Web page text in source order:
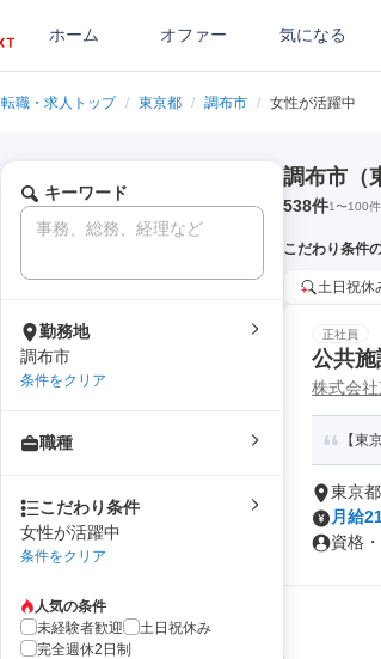
ホーム オファー 気になる
転職・求人トップ / 東京都 / 調布市 / 女性が活躍中
キーワード
勤務地
調布市
条件をクリア
職種
こだわり条件
女性が活躍中
条件をクリア
人気の条件
未経験者歓迎
土日祝休み
完全週休2日制
調布市（
538件1〜100
こだわり条件
土日祝休
正社員
公共
株式会
【東
東京
月給
資格